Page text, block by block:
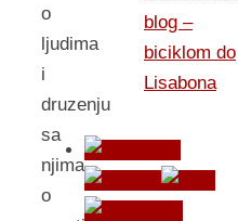
o
ljudima
i
druzenju
sa
njima,
o
blog –
biciklom do
Lisabona